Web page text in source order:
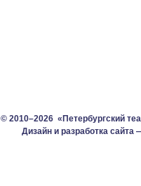
© 2010–2026 «Петербургский
Дизайн и разработка сайта